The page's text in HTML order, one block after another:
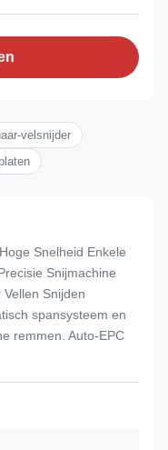
velsnijder
Snelheid Enkele
Snijmachine
Snijden
spansysteem en
remmen. Auto-EPC